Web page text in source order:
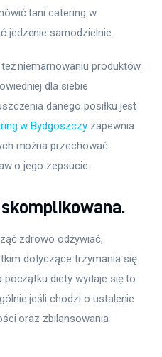
tani catering w
jedzenie samodzielnie.
niemarnowaniu produktów.
dla siebie
danego posiłku jest
w Bydgoszczy zapewnia
można przechować
o jego zepsucie.
zdrowo odżywiać,
dotyczące trzymania się
początku diety wydaje się to
jeśli chodzi o ustalenie
oraz zbilansowania